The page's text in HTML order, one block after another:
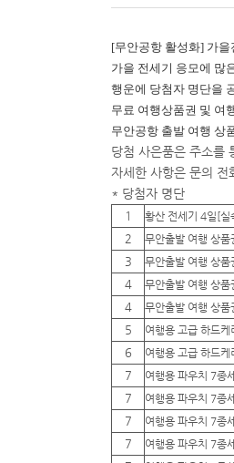
[무안공항 활성화] 가을
가을 전세기 응모에 많
행운에 당첨자 명단을
무료 여행상품권 및 여
무안공항 출발 여행 상
당첨 사은품은 주소를
자세한 사항은 문의
* 당첨자 명단
1 황산 전세기 4일[실
2
무안출발 여행 상품
3
무안출발 여행 상
4
무안출발 여행 상품
4
무안출발 여행 상품
5
여행용 고급 하드케
6
여행용 고급 하드케
7
여행용 파우치 7종
7
여행용 파우치 7종
7
여행용 파우치 7종
7
여행용 파우치 7종